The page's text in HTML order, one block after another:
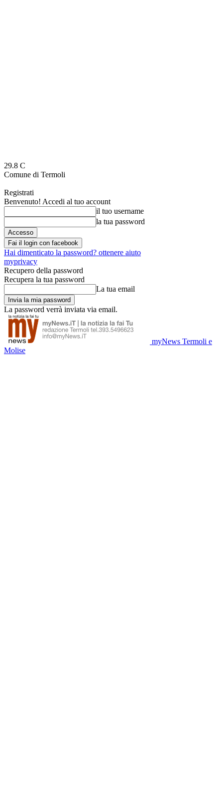
29.8 C
Comune di Termoli
Registrati
Benvenuto! Accedi al tuo account
il tuo username
la tua password
Fai il login con facebook
Hai dimenticato la password? ottenere aiuto
myprivacy
Recupero della password
Recupera la tua password
La tua email
La password verrà inviata via email.
myNews Termoli e
Molise